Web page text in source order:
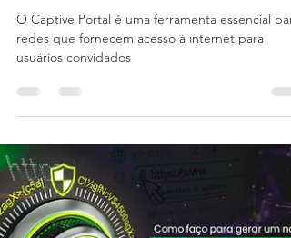
Agricio Santana
12 de set. de 2024
3 min de leitura
O Captive Portal é uma ferramenta essencial para
redes que fornecem acesso à internet para
usuários convidados